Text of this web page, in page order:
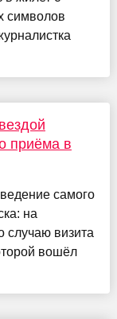
символов
приёма в
самого
на
случаю визита
вошёл